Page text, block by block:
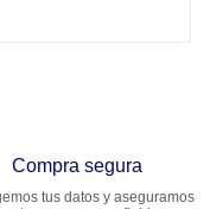
Compra segura
tus datos y aseguramos